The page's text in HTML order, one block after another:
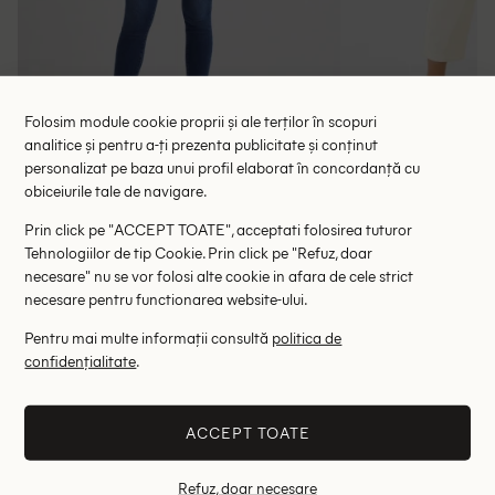
Blugi Pepe Jeans, albastru
138.00 lei
RRP: 429.00 lei
W26/L28
Altii au fost interesati de
Folosim module cookie proprii și ale terților în scopuri
analitice și pentru a-ți prezenta publicitate și conținut
personalizat pe baza unui profil elaborat în concordanță cu
obiceiurile tale de navigare.
Prin click pe "ACCEPT TOATE", acceptati folosirea tuturor
Tehnologiilor de tip Cookie. Prin click pe "Refuz, doar
necesare" nu se vor folosi alte cookie in afara de cele strict
necesare pentru functionarea website-ului.
Pentru mai multe informații consultă politica de
confidențialitate.
ACCEPT TOATE
Refuz, doar necesare